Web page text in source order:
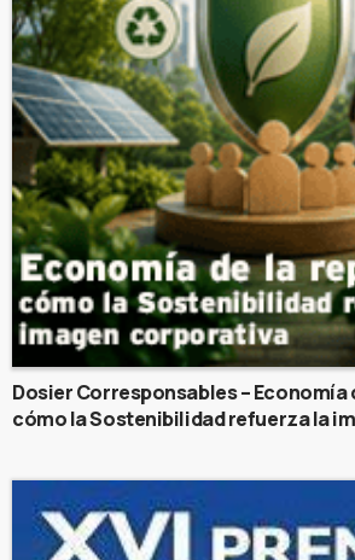
Dosier Corresponsables –
cómo la Sostenibilidad refuerza la